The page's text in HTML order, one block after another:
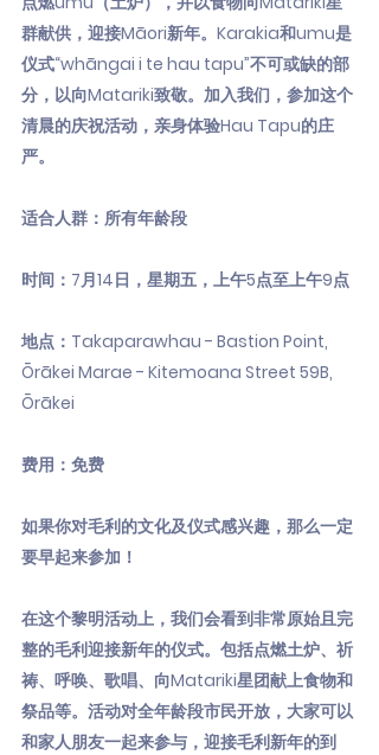
群献供，迎接Māori新年。Karakia和umu是
仪式“whāngai i te hau tapu”不可或缺的部
分，以向Matariki致敬。加入我们，参加这个
清晨的庆祝活动，亲身体验Hau Tapu的庄
严。
适合人群：所有年龄段
时间：7月14日，星期五，上午5点至上午9点
地点：Takaparawhau - Bastion Point,
Ōrākei Marae - Kitemoana Street 59B,
Ōrākei
费用：免费
如果你对毛利的文化及仪式感兴趣，那么一定
要早起来参加！
在这个黎明活动上，我们会看到非常原始且完
整的毛利迎接新年的仪式。包括点燃土炉、祈
祷、呼唤、歌唱、向Matariki星团献上食物和
祭品等。活动对全年龄段市民开放，大家可以
和家人朋友一起来参与，迎接毛利新年的到